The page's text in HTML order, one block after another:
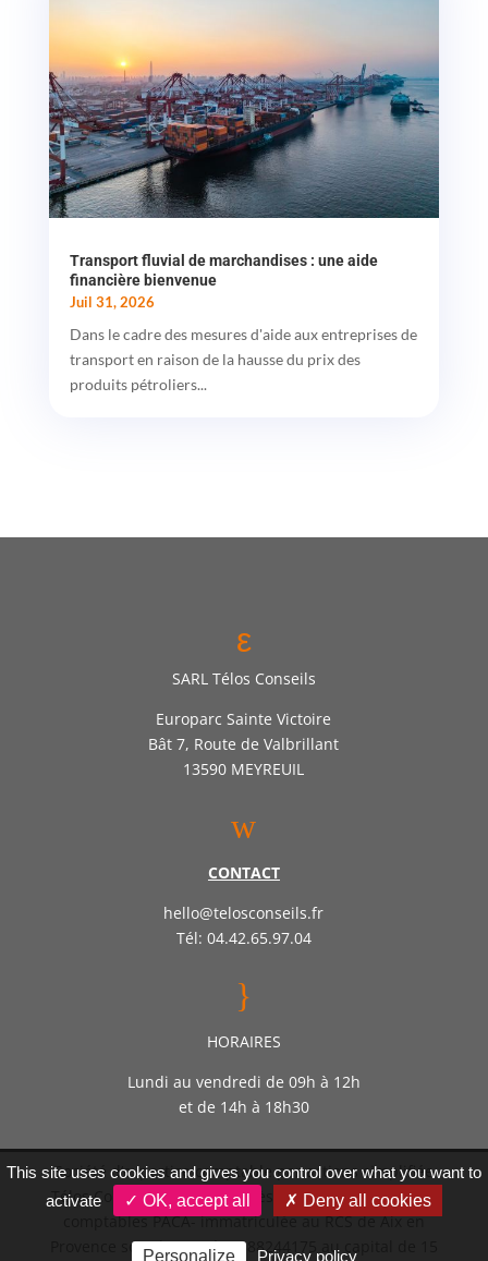
Transport fluvial de marchandises : une aide
financière bienvenue
Juil 31, 2026
Dans le cadre des mesures d'aide aux entreprises de
transport en raison de la hausse du prix des
produits pétroliers...
ε
SARL Télos Conseils
Europarc Sainte Victoire
Bât 7, Route de Valbrillant
13590 MEYREUIL
w
CONTACT
hello@telosconseils.fr
Tél: 04.42.65.97.04
}
HORAIRES
Lundi au vendredi de 09h à 12h
et de 14h à 18h30
Société d’expertise comptable par actions simplifiée
Télos Conseil – Inscrite auprès de l’ordre des experts
comptables PACA- immatriculée au RCS de Aix en
Provence sous le numéro 888244175 au capital de 15
This site uses cookies and gives you control over what you want to
activate
✓ OK, accept all ✗ Deny all cookies
Personalize Privacy policy